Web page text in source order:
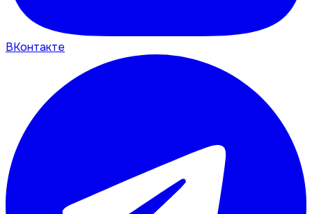
ВКонтакте